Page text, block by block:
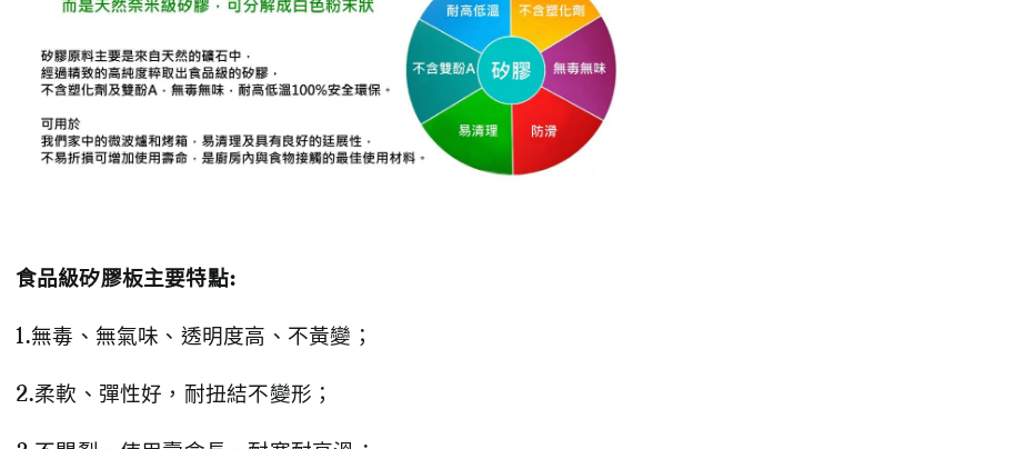
食品級矽膠板主要特點:
1.無毒、無氣味、透明度高、不黃變；
2.柔軟、彈性好，耐扭結不變形；